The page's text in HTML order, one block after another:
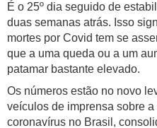
É o 25º dia seguido de
duas semanas atrás. Isso
mortes por Covid tem se
que a uma queda ou a um
patamar bastante elevado.
Os números estão no novo
veículos de imprensa sobre
coronavírus no Brasil,